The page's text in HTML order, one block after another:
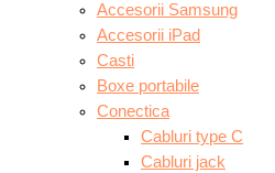
Accesorii Samsung
Accesorii iPad
Casti
Boxe portabile
Conectica
Cabluri type C
Cabluri jack